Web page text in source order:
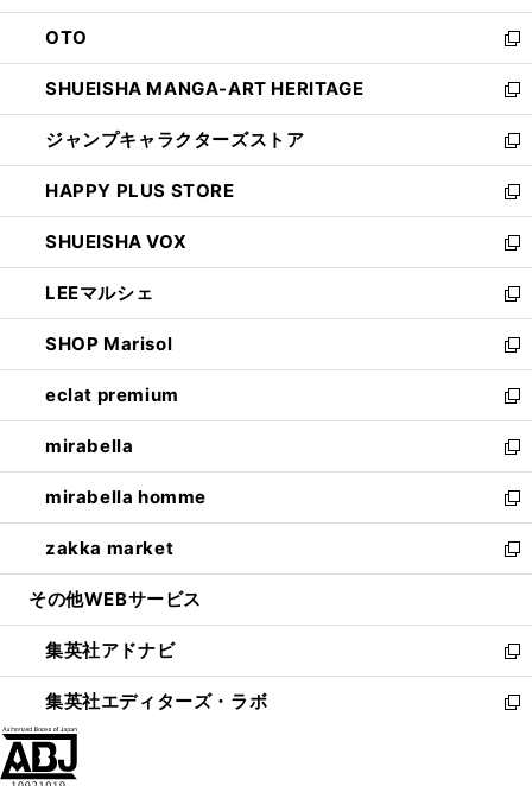
ウ
で
開
く
ン
ド
ウ
で
開
く
OTO
新
し
い
ウ
ィ
ン
ド
ウ
で
開
く
SHUEISHA MANGA-ART HERITAGE
新
し
い
ウ
ィ
ン
ド
ウ
で
開
く
ジャンプキャラクターズストア
新
し
い
ウ
ィ
ン
ド
ウ
で
開
く
HAPPY PLUS STORE
新
し
い
ウ
ィ
ン
ド
ウ
で
開
く
SHUEISHA VOX
新
し
い
ウ
ィ
ン
ド
ウ
で
開
く
LEEマルシェ
新
し
い
ウ
ィ
ン
ド
ウ
で
開
く
SHOP Marisol
新
し
い
ウ
ィ
ン
ド
ウ
で
開
eclat premium
新
し
い
ウ
ィ
ン
ド
ウ
開
く
mirabella
新
し
い
ウ
ィ
ン
ウ
で
開
く
mirabella homme
新
し
い
ウ
ン
ド
ウ
で
zakka market
新
し
ウ
ィ
ン
ド
その他WEBサービス
集英社アドナビ
新
し
い
集英社エディターズ・ラボ
新